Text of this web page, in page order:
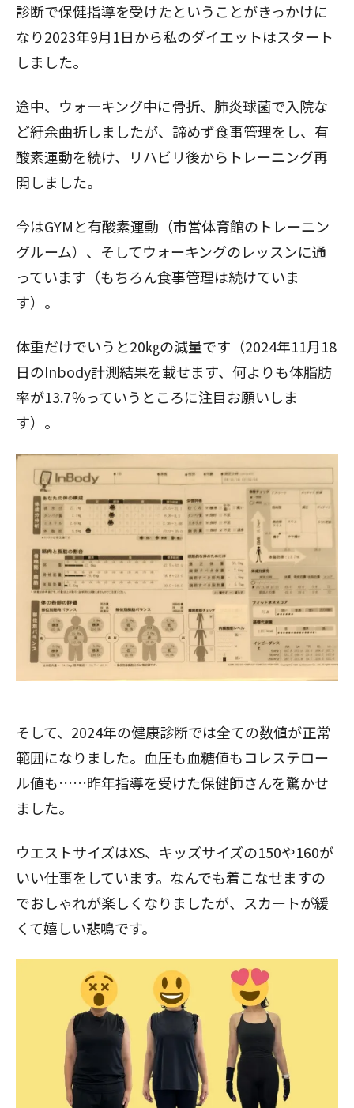
診断で保健指導を受けたということがきっかけに
なり2023年9月1日から私のダイエットはスタート
しました。
途中、 ウォーキング中に骨折、 肺炎球菌で入院な
ど紆余曲折しましたが、諦めず食事管理をし、有
酸素運動を続け、リハビリ後からトレーニング再
開しました。
今はGYMと有酸素運動（市営体育館のトレーニン
グルーム）、そしてウォーキングのレッスンに通
っています（もちろん食事管理は続けていま
す）。
体重だけでいうと20㎏の減量です（2024年11月18
日のInbody計測結果を載せます、何よりも体脂肪
率が13.7％っていうところに注目お願いしま
す）。
そして、2024年の健康診断では全ての数値が正常
範囲になりました。血圧も血糖値もコレステロー
ル値も……昨年指導を受けた保健師さんを驚かせ
ました。
ウエストサイズはXS、キッズサイズの150や160が
いい仕事をしています。なんでも着こなせますの
でおしゃれが楽しくなりましたが、スカートが緩
くて嬉しい悲鳴です。